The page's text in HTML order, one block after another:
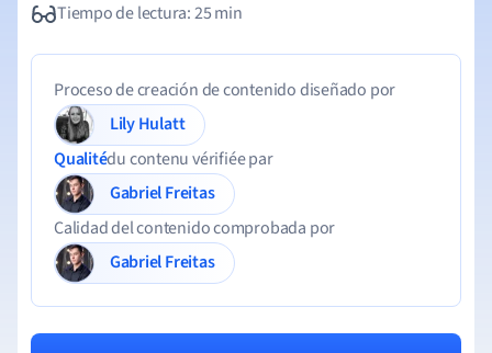
Tiempo de lectura: 25 min
Proceso de creación de contenido diseñado por
Lily Hulatt
Qualitédu contenu vérifiée par
Gabriel Freitas
Calidad del contenido comprobada por
Gabriel Freitas